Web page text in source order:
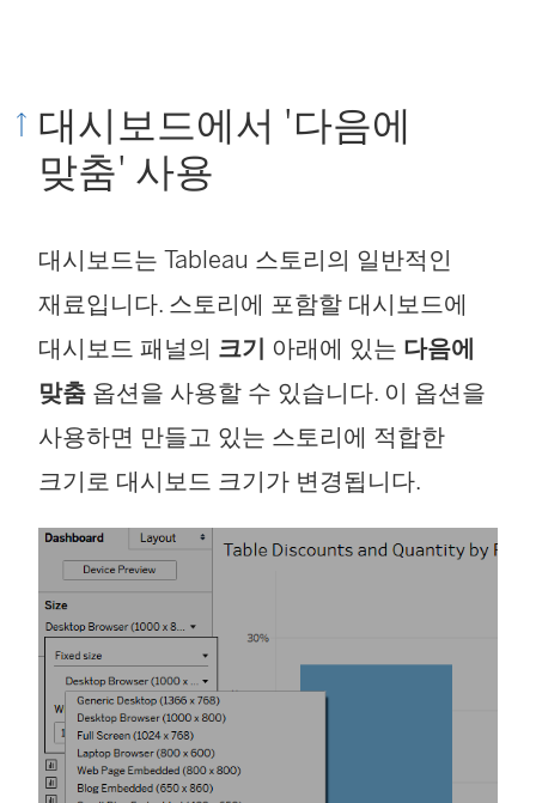
대시보드에서 '다음에
맞춤' 사용
대시보드는 Tableau 스토리의 일반적인
재료입니다. 스토리에 포함할 대시보드에
대시보드 패널의 크기 아래에 있는 다음에
맞춤 옵션을 사용할 수 있습니다. 이 옵션을
사용하면 만들고 있는 스토리에 적합한
크기로 대시보드 크기가 변경됩니다.